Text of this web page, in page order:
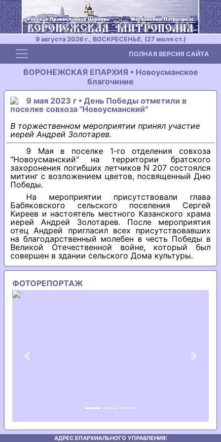
9 августа 2026 г., ВОСКРЕСЕНЬЕ, (27 июля ст.)
Toggle navigation ПОЛНАЯ ВЕРСИЯ САЙТА
ВОРОНЕЖСКАЯ ЕПАРХИЯ • Новоусманское
благочиние
9 мая 2023 г • День Победы отметили в
поселке совхоза "Новоусманский"
В торжественном мероприятии принял участие
иерей Андрей Золотарев.
9 Мая в поселке 1-го отделения совхоза
"Новоусманский" на территории братского
захоронения погибших летчиков N 207 состоялся
митинг с возложением цветов, посвященный Дню
Победы.
На мероприятии присутствовали глава
Бабяковского сельского поселения Сергей
Киреев и настоятель местного Казанского храма
иерей Андрей Золотарев. После мероприятия
отец Андрей пригласил всех присутствовавших
на благодарственный молебен в честь Победы в
Великой Отечественной войне, который был
совершен в здании сельского Дома культуры.
ФОТОРЕПОРТАЖ
Previous Next
АДРЕС ЕПАРХИАЛЬНОГО УПРАВЛЕНИЯ: